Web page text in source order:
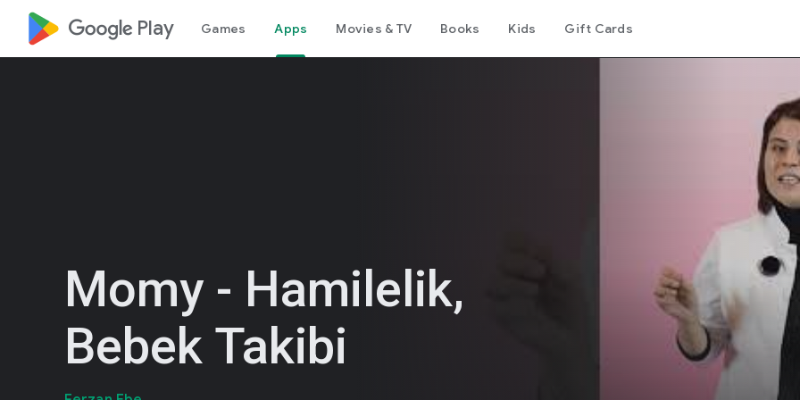
google_logo Play Games Apps Movies & TV Books Kids Gift Cards
Momy - Hamilelik,
Bebek Takibi